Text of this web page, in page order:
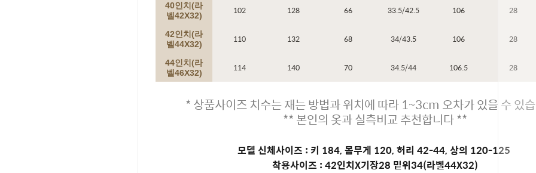
40인치(라
벨42X32)
102 128 66 33.5/42.5 106 28
42인치(라
벨44X32)
110 132 68 34/43.5 106 28
44인치(라
벨46X32)
114 140 70 34.5/44 106.5 28
* 상품사이즈 치수는 재는 방법과 위치에 따라 1~3cm 오차가 있을 수 있
** 본인의 옷과 실측비교 추천합니다 **
모델 신체사이즈 : 키 184, 몸무게 120, 허리 42-44, 상의 120-125
착용사이즈 : 42인치X기장28 밑위34(라벨44X32)